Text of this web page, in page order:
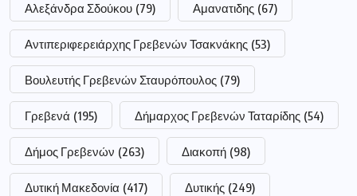
Αλεξάνδρα Σδούκου (79) Αμανατιδης (67)
Αντιπεριφερειάρχης Γρεβενών Τσακνάκης (53)
Βουλευτής Γρεβενών Σταυρόπουλος (79)
Γρεβενά (195) Δήμαρχος Γρεβενών Ταταρίδης (54)
Δήμος Γρεβενών (263) Διακοπή (98)
Δυτική Μακεδονία (417) Δυτικής (249)